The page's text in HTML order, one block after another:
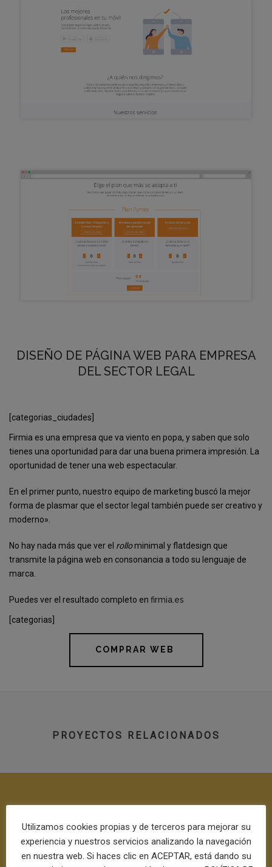
DISEÑO DE PÁGINA WEB PARA EMPRESA
DEL SECTOR LEGAL
[categorias_ciudades]
Firmia es una empresa que va viento en popa, y saben que solo
tienes una oportunidad para dar una buena primera impresión. La
oportunidad de tener una web espectacular.
En el primer punto, nuestro equipo de marketing buscó la mejor
forma de plasmar que el sector legal también puede ser creativo y
moderno».
No hay nada más que ver el rollominimal y flatdesign que
transmite la página web en consonancia a todo su lenguaje de
marca.
Puedes ver el resultado completo en firmia.es
[categorias]
COMPRAR WEB
PROYECTOS RELACIONADOS
Utilizamos cookies propias y de terceros para mejorar su
experiencia y nuestros servicios analizando la navegación
en nuestra web. Si haces clic en ACEPTAR, está dando su